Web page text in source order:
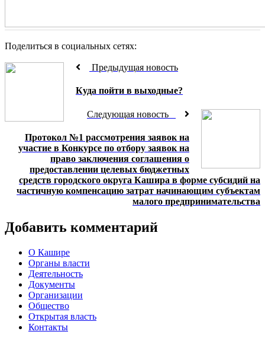
Поделиться в социальных сетях:
Предыдущая новость
Куда пойти в выходные?
Следующая новость
Протокол №1 рассмотрения заявок на
участие в Конкурсе по отбору заявок на
право заключения соглашения о
предоставлении целевых бюджетных
средств городского округа Каши­ра в форме субсидий на
частичную компенсацию затрат начинающим субъектам
малого предпринимательства
Добавить комментарий
О Кашире
Органы власти
Деятельность
Документы
Организации
Общество
Открытая власть
Контакты